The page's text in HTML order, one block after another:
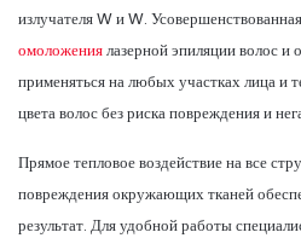
излучателя W и W. Усовершенствованная
омоложениялазерной эпиляции волос
применяться на любых участках лица и
цвета волос без риска повреждения и
Прямое тепловое воздействие на все
повреждения окружающих тканей
результат. Для удобной работы